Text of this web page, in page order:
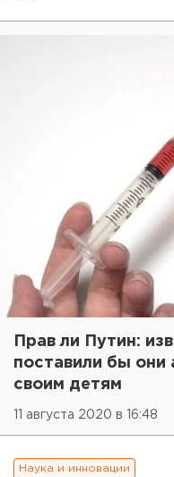
Прав ли Путин:
поставили бы они
своим детям
11 августа 2020 в 16:48
Наука и инновации